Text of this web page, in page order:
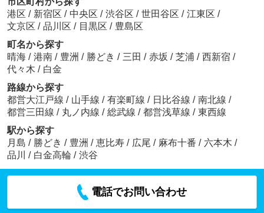
港区 / 新宿区 / 中央区 / 渋谷区 / 世田谷区 / 江東区 /
文京区 / 品川区 / 目黒区 / 豊島区
町名から探す
晴海 / 港南 / 豊洲 / 勝どき / 三田 / 赤坂 / 芝浦 / 西新宿 /
代々木 / 白金
路線から探す
都営大江戸線 / 山手線 / 有楽町線 / 日比谷線 / 南北線 /
都営三田線 / 丸ノ内線 / 総武線 / 都営浅草線 / 東西線
駅から探す
月島 / 勝どき / 豊洲 / 恵比寿 / 広尾 / 麻布十番 / 六本木 /
品川
/ 白金高輪 / 渋谷
電話でお問い合わせ